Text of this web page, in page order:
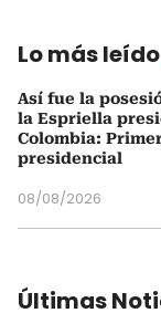
Lo más leído
Así fue la
la Espriella
Colombia:
presidencial
08/08/2026
Últimas